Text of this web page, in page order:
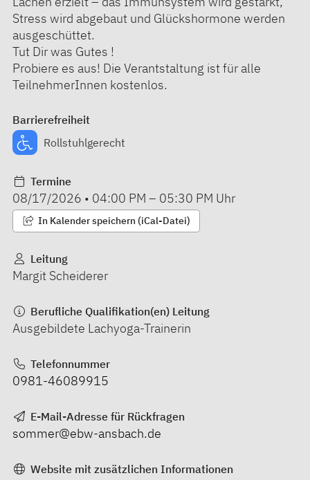
Stress wird abgebaut und Glückshormone werden
ausgeschüttet.
Tut Dir was Gutes !
Probiere es aus! Die Verantstaltung ist für alle
TeilnehmerInnen kostenlos.
Barrierefreiheit
Rollstuhlgerecht
Termine
08/17/2026 • 04:00 PM – 05:30 PM Uhr
In Kalender speichern (iCal-Datei)
Leitung
Margit Scheiderer
Berufliche Qualifikation(en) Leitung
Ausgebildete Lachyoga-Trainerin
Telefonnummer
0981-46089915
E-Mail-Adresse für Rückfragen
sommer@ebw-ansbach.de
Website mit zusätzlichen Informationen